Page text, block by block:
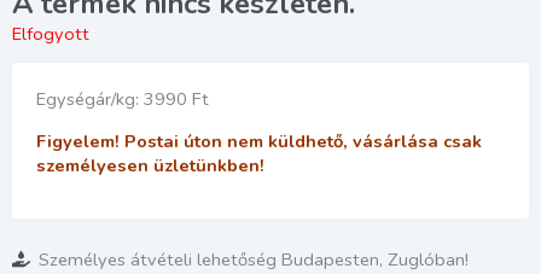
Elfogyott
Egységár/kg: 3990 Ft
Figyelem! Postai úton nem küldhető, vásárlása csak
személyesen üzletünkben!
Személyes átvételi lehetőség Budapesten, Zuglóban!